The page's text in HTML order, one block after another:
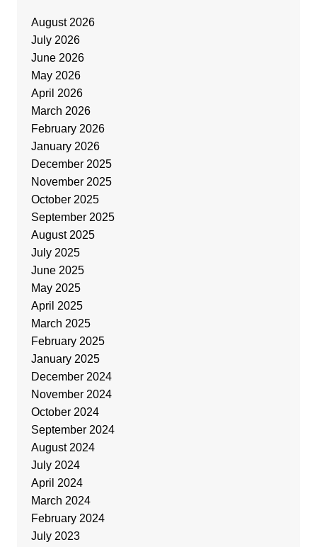
August 2026
July 2026
June 2026
May 2026
April 2026
March 2026
February 2026
January 2026
December 2025
November 2025
October 2025
September 2025
August 2025
July 2025
June 2025
May 2025
April 2025
March 2025
February 2025
January 2025
December 2024
November 2024
October 2024
September 2024
August 2024
July 2024
April 2024
March 2024
February 2024
July 2023